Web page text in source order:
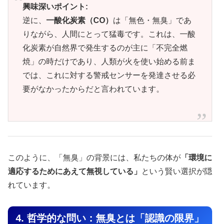
興味深いポイント:
逆に、 一酸化炭素（CO） は「無色・無臭」であ
りながら、人間にとって猛毒です。これは、一酸
化炭素が自然界で発生するのが主に「不完全燃
焼」の時だけであり、人類が火を使い始める前ま
では、これに対する警戒センサーを発達させる必
要がなかったからだと言われています。
このように、「無臭」の背景には、私たちの体が 「環境に
適応するためにあえて無視している」
という賢い選択が隠
れています。
4. 哲学的な問い：無臭とは「認識の限界」